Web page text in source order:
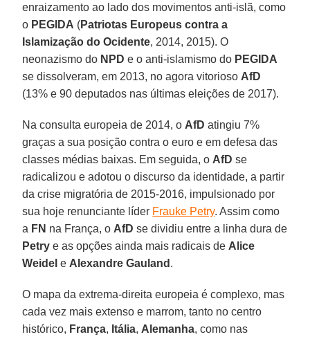
enraizamento ao lado dos movimentos anti-islã, como
o PEGIDA (Patriotas Europeus contra a
Islamização do Ocidente, 2014, 2015). O
neonazismo do NPD e o anti-islamismo do PEGIDA
se dissolveram, em 2013, no agora vitorioso AfD
(13% e 90 deputados nas últimas eleições de 2017).
Na consulta europeia de 2014, o AfD atingiu 7%
graças a sua posição contra o euro e em defesa das
classes médias baixas. Em seguida, o AfD se
radicalizou e adotou o discurso da identidade, a partir
da crise migratória de 2015-2016, impulsionado por
sua hoje renunciante líder Frauke Petry. Assim como
a FN na França, o AfD se dividiu entre a linha dura de
Petry e as opções ainda mais radicais de Alice
Weidel e Alexandre Gauland .
O mapa da extrema-direita europeia é complexo, mas
cada vez mais extenso e marrom, tanto no centro
histórico, França, Itália, Alemanha, como nas